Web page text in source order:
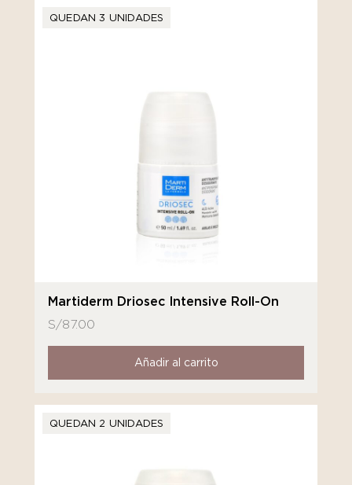
QUEDAN 3 UNIDADES
Martiderm Driosec Intensive Roll-On
S/87.00
Añadir al carrito
QUEDAN 2 UNIDADES